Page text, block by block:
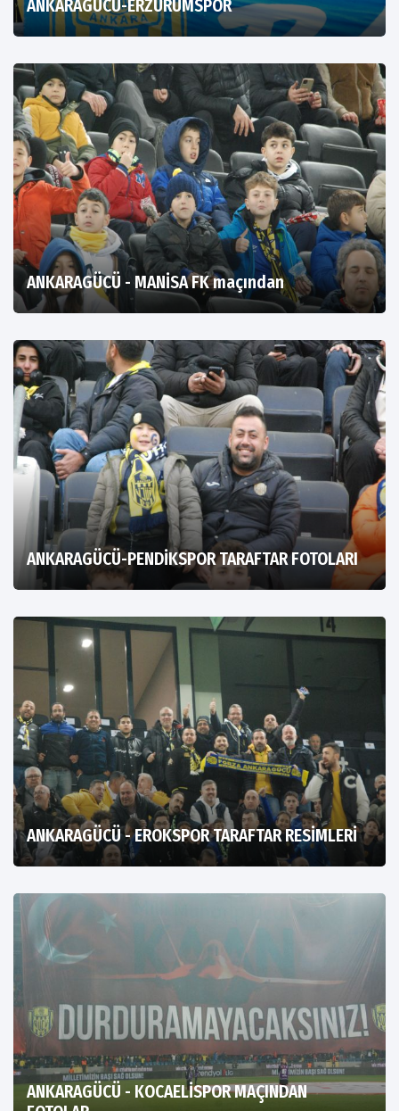
ANKARAGÜCÜ-ERZURUMSPOR
ANKARAGÜCÜ - MANİSA FK maçından
ANKARAGÜCÜ-PENDİKSPOR TARAFTAR FOTOLARI
ANKARAGÜCÜ - EROKSPOR TARAFTAR RESİMLERİ
ANKARAGÜCÜ - KOCAELİSPOR MAÇINDAN